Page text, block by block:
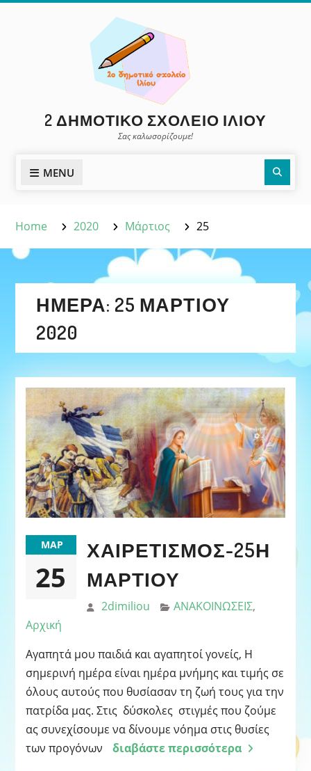
2 ΔΗΜΟΤΙΚΌ ΣΧΟΛΕΊΟ ΙΛΊΟΥ
Σας καλωσορίζουμε!
MENU
Home 2020 Μάρτιος 25
ΗΜΈΡΑ: 25 ΜΑΡΤΊΟΥ
2020
ΜΑΡ
25
ΧΑΙΡΕΤΙΣΜΟΣ-25Η
ΜΑΡΤΊΟΥ
2dimiliou ΑΝΑΚΟΙΝΩΣΕΙΣ,
Αρχική
Αγαπητά μου παιδιά και αγαπητοί γονείς, Η
σημερινή ημέρα είναι ημέρα μνήμης και τιμής σε
όλους αυτούς που θυσίασαν τη ζωή τους για την
πατρίδα μας. Στις δύσκολες στιγμές που ζούμε
ας συνεχίσουμε να δίνουμε νόημα στις θυσίες
των προγόνων
διαβάστε περισσότερα